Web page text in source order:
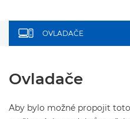
OVLADAČE
Ovladače
Aby bylo možné propojit